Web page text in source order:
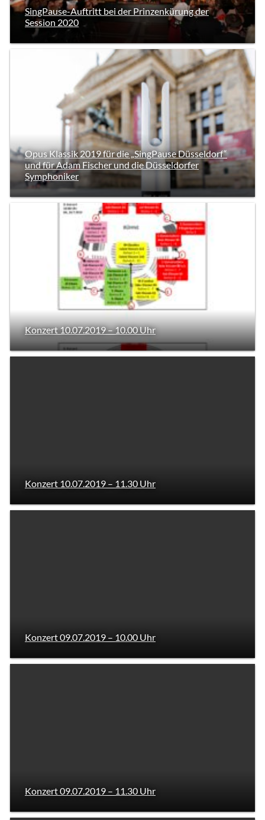
SingPause-Auftritt bei der Prinzenkürung der
Session 2020
Opus Klassik 2019 für die „SingPause Düsseldorf“
und für Adam Fischer und die Düsseldorfer
Symphoniker
Konzert 10.07.2019 – 10.00 Uhr
Konzert 10.07.2019 – 11.30 Uhr
Konzert 09.07.2019 – 10.00 Uhr
Konzert 09.07.2019 – 11.30 Uhr